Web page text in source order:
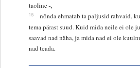
taoline -,
15
nõnda ehmatab ta paljusid rahvaid,
tema pärast suud. Kuid mida neile ei ole
saavad nad näha, ja mida nad ei ole
nad teada.